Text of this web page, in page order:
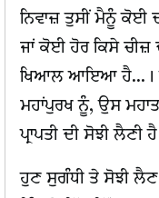
ਨਿਵਾਜ਼ ਤੁਸੀਂ ਮੈਨੂੰ ਕੋਈ
ਜਾਂ ਕੋਈ ਹੋਰ ਕਿਸੇ ਚੀਜ਼
ਖਿਆਲ ਆਇਆ ਹੈ...।
ਮਹਾਂਪੁਰਖ ਨੂੰ, ਉਸ
ਪ੍ਰਾਪਤੀ ਦੀ ਸੋਝੀ
ਹੁਣ ਸੁਗੰਧੀ ਤੇ ਸੋਝੀ